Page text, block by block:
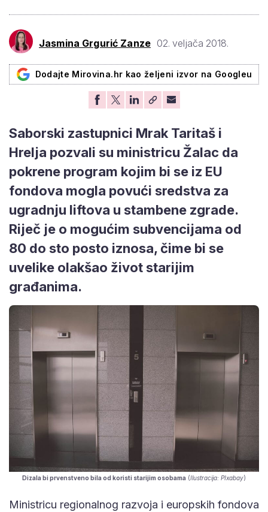
Jasmina Grgurić Zanze 02. veljača 2018.
Dodajte Mirovina.hr kao željeni izvor na Googleu
Saborski zastupnici Mrak Taritaš i
Hrelja pozvali su ministricu Žalac da
pokrene program kojim bi se iz EU
fondova mogla povući sredstva za
ugradnju liftova u stambene zgrade.
Riječ je o mogućim subvencijama od
80 do sto posto iznosa, čime bi se
uvelike olakšao život starijim
građanima.
Dizala bi prvenstveno bila od koristi starijim osobama (Ilustracija: PIxabay)
Ministricu regionalnog razvoja i europskih fondova